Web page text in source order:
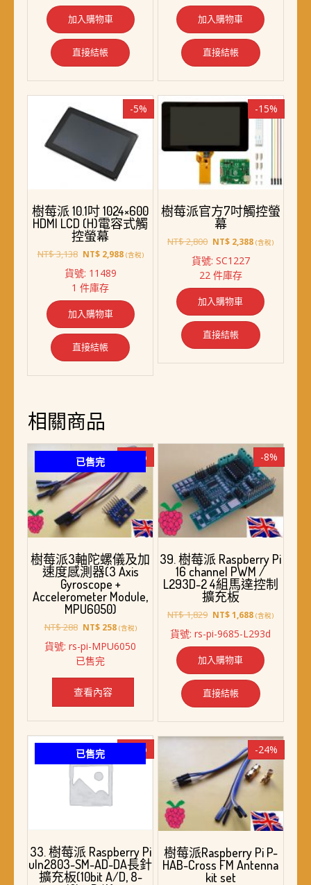
加入購物車
直接結帳
加入購物車
直接結帳
-5%
樹莓派 10.1吋 1024×600
HDMI LCD (H)電容式觸
控螢幕
NT$3,138 原
價
格：
NT$ 3,138。
NT$2,988目
NT$ 2,988。
(含稅)
貨號: 11489
1 件庫存
加入購物車
直接結帳
-15%
樹莓派官方7吋觸控螢
幕
NT$2,800 原
價
格：
NT$ 2,800。
NT$ 2,388目
NT$ 2,388。
(含稅)
貨號: SC1227
22 件庫存
加入購物車
直接結帳
相關商品
已售完 -10%
樹莓派3軸陀螺儀及加
速度感測器(3 Axis
Gyroscope +
Accelerometer Module,
MPU6050)
NT$288 原
價
格：
NT$ 288。
NT$258目
價
NT$ 258。
(含稅)
貨號: rs-pi-MPU6050
已售完
查看內容
-8%
39. 樹莓派 Raspberry Pi
16 channel PWM /
L293D-2 4組馬達控制
擴充板
NT$1,829 原
價
NT$ 1,829。
NT$1,688目
價
格：
NT$ 1,688。
(含稅)
貨號: rs-pi-9685-L293d
加入購物車
直接結帳
已售完 -17%
33. 樹莓派 Raspberry Pi
uln2803-SM-AD-DA長針
擴充板(10bit A/D, 8-
-24%
樹莓派Raspberry Pi P-
HAB-Cross FM Antenna
kit set